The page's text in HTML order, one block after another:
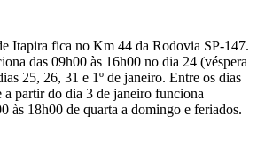
Itapira fica no Km 44 da Rodovia SP-147.
das 09h00 às 16h00 no dia 24 (véspera
25, 26, 31 e 1º de janeiro. Entre os dias
a partir do dia 3 de janeiro funciona
às 18h00 de quarta a domingo e feriados.